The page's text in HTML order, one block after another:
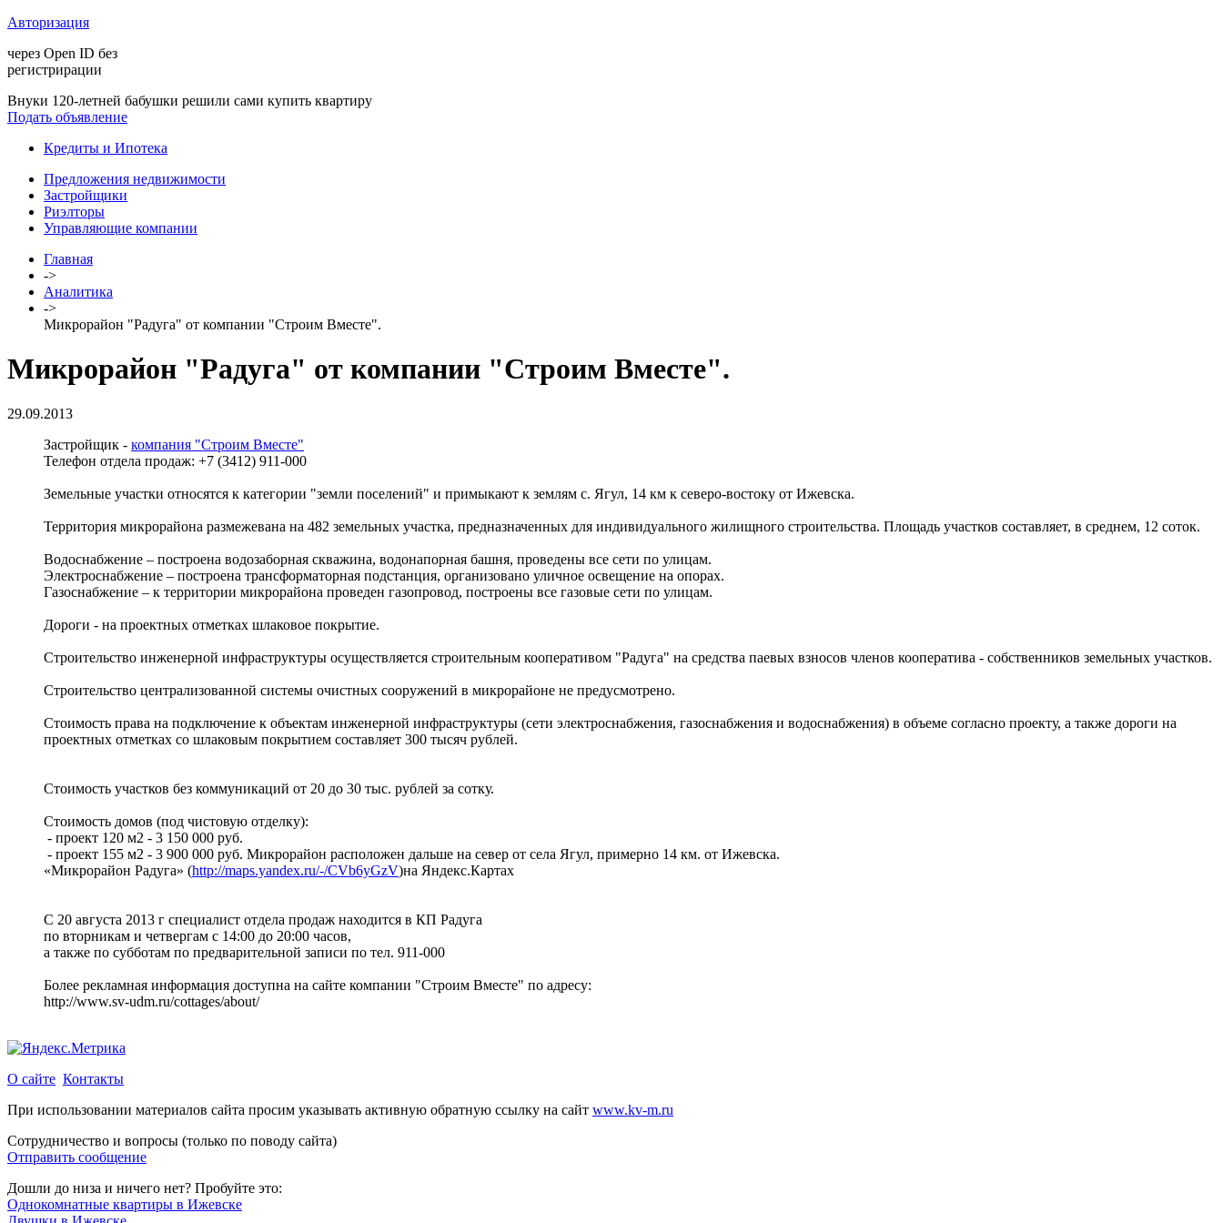
Авторизация
через Open ID без
регистрирации
Внуки 120-летней бабушки решили сами купить квартиру
Подать объявление
Кредиты и Ипотека
Предложения недвижимости
Застройщики
Риэлторы
Управляющие компании
Главная
->
Аналитика
->
Микрорайон "Радуга" от компании "Строим Вместе".
Микрорайон "Радуга" от компании "Строим Вместе".
29.09.2013
Застройщик - компания "Строим Вместе"
Телефон отдела продаж: +7 (3412) 911-000
Земельные участки относятся к категории "земли поселений" и примыкают к землям с. Ягул, 14 км к северо-востоку от Ижевска.
Территория микрорайона размежевана на 482 земельных участка, предназначенных для индивидуального жилищного строительства. Площадь участков составляет, в среднем, 12 соток.
Водоснабжение – построена водозаборная скважина, водонапорная башня, проведены все сети по улицам.
Электроснабжение – построена трансформаторная подстанция, организовано уличное освещение на опорах.
Газоснабжение – к территории микрорайона проведен газопровод, построены все газовые сети по улицам.
Дороги - на проектных отметках шлаковое покрытие.
Строительство инженерной инфраструктуры осуществляется строительным кооперативом "Радуга" на средства паевых взносов членов кооператива - собственников земельных участков.
Строительство централизованной системы очистных сооружений в микрорайоне не предусмотрено.
Стоимость права на подключение к объектам инженерной инфраструктуры (сети электроснабжения, газоснабжения и водоснабжения) в объеме согласно проекту, а также дороги на
проектных отметках со шлаковым покрытием составляет 300 тысяч рублей.
Стоимость участков без коммуникаций от 20 до 30 тыс. рублей за сотку.
Стоимость домов (под чистовую отделку):
- проект 120 м2 - 3 150 000 руб.
- проект 155 м2 - 3 900 000 руб. Микрорайон расположен дальше на север от села Ягул, примерно 14 км. от Ижевска.
«Микрорайон Радуга» (http://maps.yandex.ru/-/CVb6yGzV)на Яндекс.Картах
С 20 августа 2013 г специалист отдела продаж находится в КП Радуга
по вторникам и четвергам с 14:00 до 20:00 часов,
а также по субботам по предварительной записи по тел. 911-000
Более рекламная информация доступна на сайте компании "Строим Вместе" по адресу:
http://www.sv-udm.ru/cottages/about/
О сайте Контакты
При использовании материалов сайта просим указывать активную обратную ссылку на сайт www.kv-m.ru
Сотрудничество и вопросы (только по поводу сайта)
Отправить сообщение
Дошли до низа и ничего нет? Пробуйте это:
Однокомнатные квартиры в Ижевске